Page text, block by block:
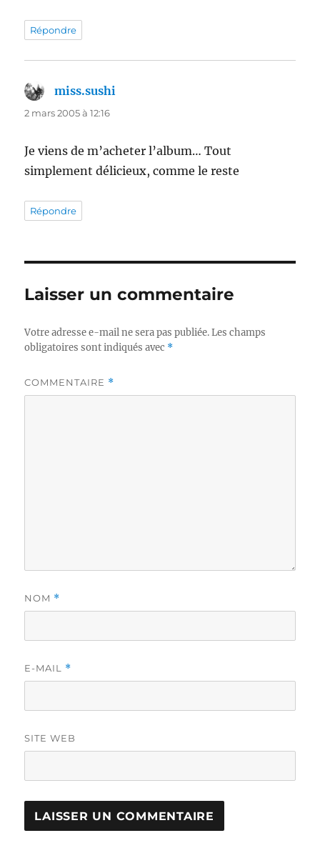
Répondre
miss.sushi
2 mars 2005 à 12:16
Je viens de m’acheter l’album… Tout
simplement délicieux, comme le reste
Répondre
Laisser un commentaire
Votre adresse e-mail ne sera pas publiée. Les champs
obligatoires sont indiqués avec *
COMMENTAIRE *
NOM *
E-MAIL *
SITE WEB